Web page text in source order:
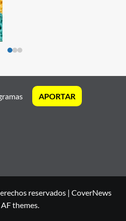
APORTAR
reservados | CoverNews
themes.